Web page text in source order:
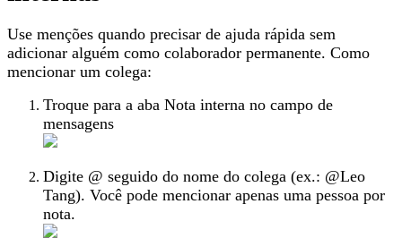
Use menções quando precisar de ajuda rápida sem
adicionar alguém como colaborador permanente. Como
mencionar um colega:
Troque para a aba Nota interna no campo de
mensagens
Digite @ seguido do nome do colega (ex.: @Leo
Tang). Você pode mencionar apenas uma pessoa por
nota.